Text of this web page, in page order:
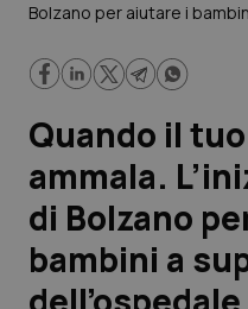
Regioni e Asl
Lavoro e Professioni
Scienza e Farmaci
Studi e Analisi
Lettere al direttore
Bolzano per aiutare i
Quando il
ammala.
di Bolzano
bambini a